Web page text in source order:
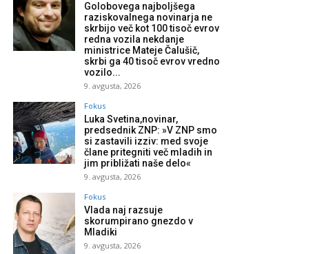
Golobovega najboljšega
raziskovalnega novinarja ne
skrbijo več kot 100 tisoč evrov
redna vozila nekdanje
ministrice Mateje Čalušič,
skrbi ga 40 tisoč evrov vredno
vozilo...
9. avgusta, 2026
Fokus
Luka Svetina,novinar,
predsednik ZNP: »V ZNP smo
si zastavili izziv: med svoje
člane pritegniti več mladih in
jim približati naše delo«
9. avgusta, 2026
Fokus
Vlada naj razsuje
skorumpirano gnezdo v
Mladiki
9. avgusta, 2026